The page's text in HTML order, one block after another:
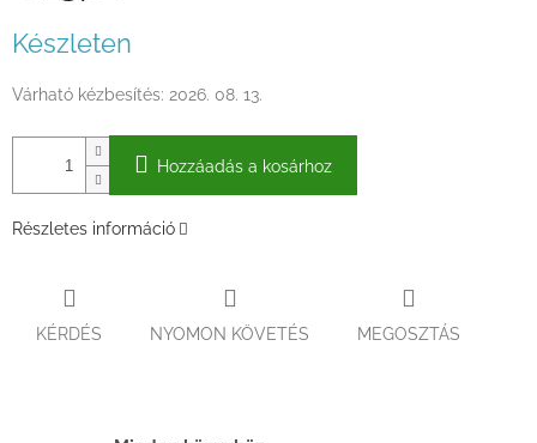
Készleten
Várható kézbesítés: 2026. 08. 13.
Hozzáadás a kosárhoz
Részletes információ
KÉRDÉS NYOMON KÖVETÉS MEGOSZTÁS